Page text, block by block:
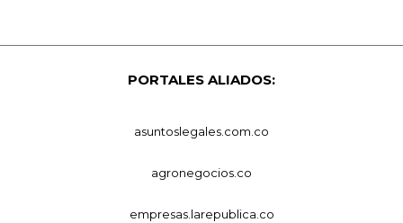
PORTALES ALIADOS:
asuntoslegales.com.co
agronegocios.co
empresas.larepublica.co